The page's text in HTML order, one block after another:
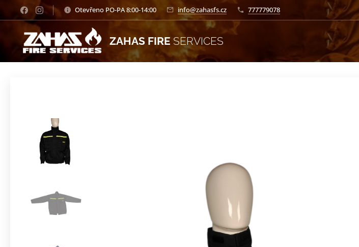
Otevřeno PO-PA 8:00-14:00 info@zahasfs.cz 777779078
ZAHAS FIRE SERVICES